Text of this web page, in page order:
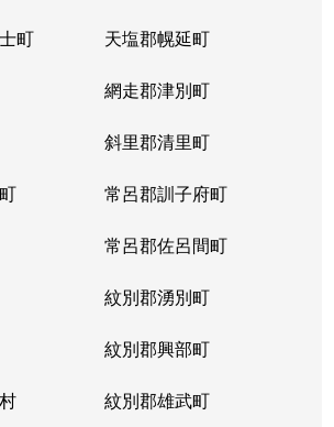
町 天塩郡幌延町
網走郡津別町
斜里郡清里町
常呂郡訓子府町
常呂郡佐呂間町
紋別郡湧別町
紋別郡興部町
紋別郡雄武町